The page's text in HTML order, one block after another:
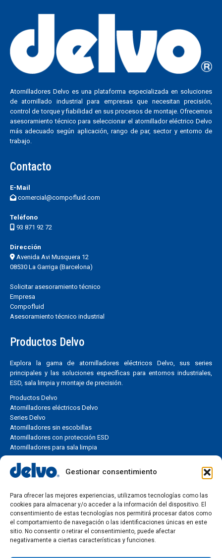
Gestionar consentimiento
Para ofrecer las mejores experiencias, utilizamos tecnologías como las
cookies para almacenar y/o acceder a la información del dispositivo. El
consentimiento de estas tecnologías nos permitirá procesar datos como
el comportamiento de navegación o las identificaciones únicas en este
sitio. No consentir o retirar el consentimiento, puede afectar
negativamente a ciertas características y funciones.
Atornilladores Delvo es una plataforma especializada en soluciones
de atornillado industrial para empresas que necesitan precisión,
control de torque y fiabilidad en sus procesos de montaje. Ofrecemos
asesoramiento técnico para seleccionar el atornillador eléctrico Delvo
más adecuado según aplicación, rango de par, sector y entorno de
trabajo.
Contacto
E-Mail
comercial@compofluid.com
Teléfono
93 871 92 72
Dirección
Avenida Avi Musquera 12
08530 La Garriga (Barcelona)
Solicitar asesoramiento técnico
Empresa
Compofluid
Asesoramiento técnico industrial
Productos Delvo
Explora la gama de atornilladores eléctricos Delvo, sus series
principales y las soluciones específicas para entornos industriales,
ESD, sala limpia y montaje de precisión.
Productos Delvo
Atornilladores eléctricos Delvo
Series Delvo
Atornilladores sin escobillas
Atornilladores con protección ESD
Atornilladores para sala limpia
Soluciones industriales
Encuentra la solución de atornillado más adecuada según tu
aplicación, rango de torque, línea de montaje o necesidad de
producción industrial.
Soluciones de atornillado industrial
Aplicaciones industriales